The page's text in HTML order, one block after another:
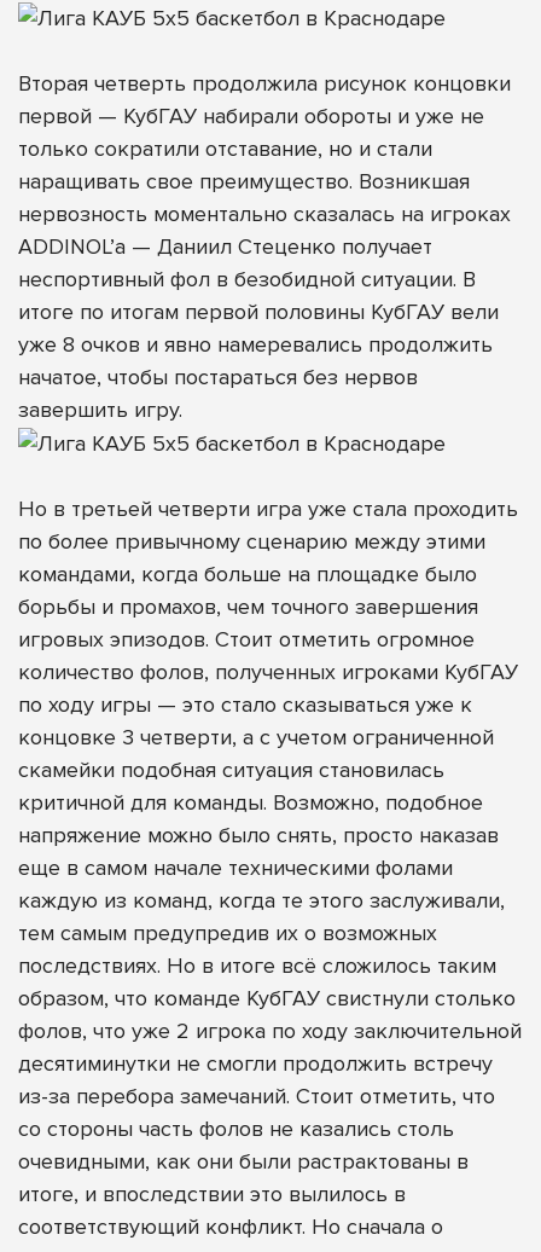
Вторая четверть продолжила рисунок концовки
первой — КубГАУ набирали обороты и уже не
только сократили отставание, но и стали
наращивать свое преимущество. Возникшая
нервозность моментально сказалась на игроках
ADDINOL’а — Даниил Стеценко получает
неспортивный фол в безобидной ситуации. В
итоге по итогам первой половины КубГАУ вели
уже 8 очков и явно намеревались продолжить
начатое, чтобы постараться без нервов
завершить игру.
Но в третьей четверти игра уже стала проходить
по более привычному сценарию между этими
командами, когда больше на площадке было
борьбы и промахов, чем точного завершения
игровых эпизодов. Стоит отметить огромное
количество фолов, полученных игроками КубГАУ
по ходу игры — это стало сказываться уже к
концовке 3 четверти, а с учетом ограниченной
скамейки подобная ситуация становилась
критичной для команды. Возможно, подобное
напряжение можно было снять, просто наказав
еще в самом начале техническими фолами
каждую из команд, когда те этого заслуживали,
тем самым предупредив их о возможных
последствиях. Но в итоге всё сложилось таким
образом, что команде КубГАУ свистнули столько
фолов, что уже 2 игрока по ходу заключительной
десятиминутки не смогли продолжить встречу
из-за перебора замечаний. Стоит отметить, что
со стороны часть фолов не казались столь
очевидными, как они были растрактованы в
итоге, и впоследствии это вылилось в
соответствующий конфликт. Но сначала о